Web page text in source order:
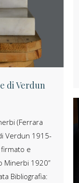
di Verdun
(Ferrara
Verdun 1915-
e
Minerbi 1920”
Bibliografia: